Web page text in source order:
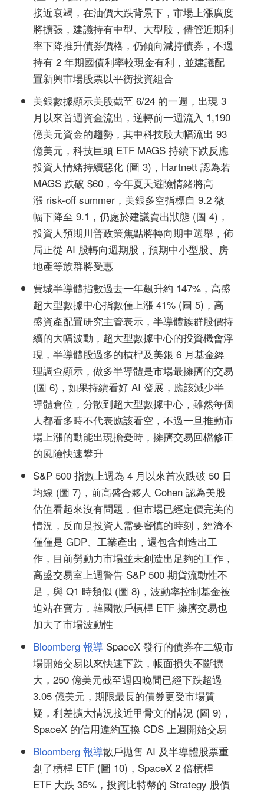
接近衰竭，在油價大跌背景下，市場上漲廣度
將擴張，建議持有中型、大型股，儘管近期利
率下降推升債券價格，仍傾向減持債券，不過
持有 2 年期國債利率較現金有利，並建議配
置新興市場股票以平衡投資組合
美銀數據顯示美股截至 6/24 的一週，出現 3
月以來首週資金流出，逆轉前一週流入 1,190
億美元資金的趨勢，其中科技股大幅流出 93
億美元，科技巨頭 ETF MAGS 持續下跌反應
投資人情緒持續惡化 (圖 3)，Hartnett 認為若
MAGS 跌破 $60，今年夏天避險情緒將高
漲 risk-off summer，美銀多空指標自 9.2 微
幅下降至 9.1，仍處於建議賣出狀態 (圖 4)，
投資人預期川普政策焦點將轉向期中選舉，佈
局正從 AI 股轉向週期股，預期中小型股、房
地產等族群將受惠
費城半導體指數過去一年飆升約 147%，高盛
超大型數據中心指數僅上漲 41% (圖 5)，高
盛資產配置研究主管表示，半導體族群股價持
續的大幅波動，超大型數據中心的投資機會浮
現，半導體股過多的槓桿及美銀 6 月基金經
理調查顯示，做多半導體是市場最擁擠的交易
(圖 6)，如果持續看好 AI 發展，應該減少半
導體倉位，分散到超大型數據中心，雖然每個
人都看多時不代表應該看空，不過一旦推動市
場上漲的動能出現擔憂時，擁擠交易回檔修正
的風險快速攀升
S&P 500 指數上週為 4 月以來首次跌破 50 日
均線 (圖 7)，前高盛合夥人 Cohen 認為美股
估值看起來沒有問題，但市場已經定價完美的
情況，反而是投資人需要審慎的時刻，經濟不
僅僅是 GDP、工業產出，還包含創造出工
作，目前勞動力市場並未創造出足夠的工作，
高盛交易室上週警告 S&P 500 期貨流動性不
足，與 Q1 時類似 (圖 8)，波動率控制基金被
迫站在賣方，韓國散戶槓桿 ETF 擁擠交易也
加大了市場波動性
Bloomberg 報導 SpaceX 發行的債券在二級市
場開始交易以來快速下跌，帳面損失不斷擴
大，250 億美元截至週四晚間已經下跌超過
3.05 億美元，期限最長的債券更受市場質
疑，利差擴大情況接近甲骨文的情況 (圖 9)，
SpaceX 的信用違約互換 CDS 上週開始交易
Bloomberg 報導散戶拋售 AI 及半導體股票重
創了槓桿 ETF (圖 10)，SpaceX 2 倍槓桿
ETF 大跌 35%，投資比特幣的 Strategy 股價